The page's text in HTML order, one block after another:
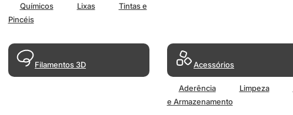
Químicos Lixas
Tintas e
Pincéis
Filamentos 3D Acessórios
Aderência Limpeza
e Armazenamento